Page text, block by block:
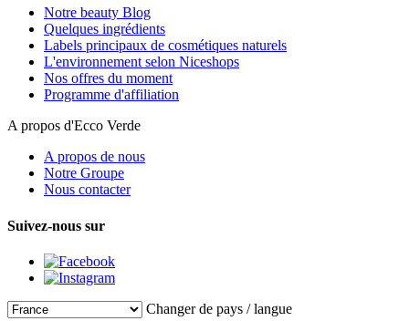
Notre beauty Blog
Quelques ingrédients
Labels principaux de cosmétiques naturels
L'environnement selon Niceshops
Nos offres du moment
Programme d'affiliation
A propos d'Ecco Verde
A propos de nous
Notre Groupe
Nous contacter
Suivez-nous sur
Changer de pays / langue